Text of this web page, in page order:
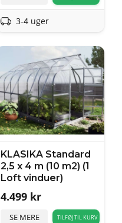
3-4 uger
KLASIKA Standard
2,5 x 4 m (10 m2) (1
Loft vinduer)
4.499 kr
SE MERE TILFØJ TIL KURV